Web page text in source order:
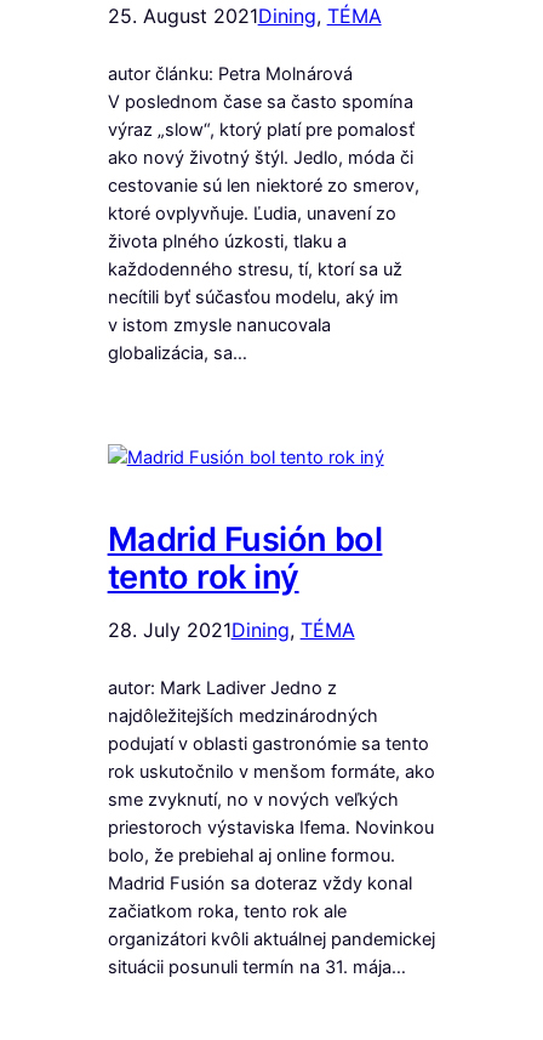
25. August 2021Dining, TÉMA
autor článku: Petra Molnárová
V poslednom čase sa často spomína
výraz „slow“, ktorý platí pre pomalosť
ako nový životný štýl. Jedlo, móda či
cestovanie sú len niektoré zo smerov,
ktoré ovplyvňuje. Ľudia, unavení zo
života plného úzkosti, tlaku a
každodenného stresu, tí, ktorí sa už
necítili byť súčasťou modelu, aký im
v istom zmysle nanucovala
globalizácia, sa…
Madrid Fusión bol
tento rok iný
28. July 2021Dining, TÉMA
autor: Mark Ladiver Jedno z
najdôležitejších medzinárodných
podujatí v oblasti gastronómie sa tento
rok uskutočnilo v menšom formáte, ako
sme zvyknutí, no v nových veľkých
priestoroch výstaviska Ifema. Novinkou
bolo, že prebiehal aj online formou.
Madrid Fusión sa doteraz vždy konal
začiatkom roka, tento rok ale
organizátori kvôli aktuálnej pandemickej
situácii posunuli termín na 31. mája…